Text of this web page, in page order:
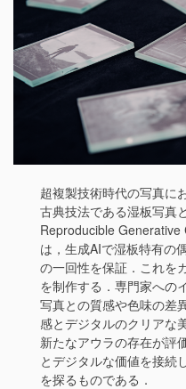
超複製技術時代の写真に
古典技法である湿板写真
Reproducible Generative
は，生成AIで湿板特有の
の一回性を保証．これを
を制作する．専門家への
写真との質感や色味の差
感とデジタルのクリアな
新たなアウラの存在が評
とデジタルな価値を接続
を探るものである．